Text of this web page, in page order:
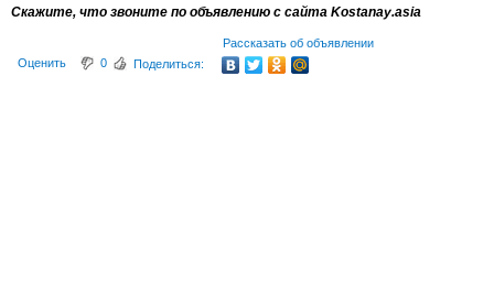
Скажите, что звоните по объявлению с сайта Kostanay.asia
Рассказать об объявлении
Оценить
0 Поделиться: